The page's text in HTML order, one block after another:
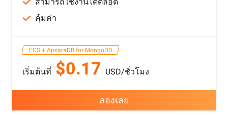
คุ้มค่า
ECS + ApsaraDB for MongoDB
เริ่มต้นที่ $0.17 USD/ชั่วโมง
ลองเลย